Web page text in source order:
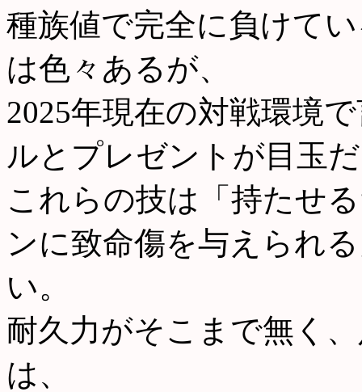
種族値で完全に負けて
は色々あるが、
2025年現在の対戦環境
ルとプレゼントが目玉
これらの技は「持たせ
ンに致命傷を与えられ
い。
耐久力がそこまで無く
は、